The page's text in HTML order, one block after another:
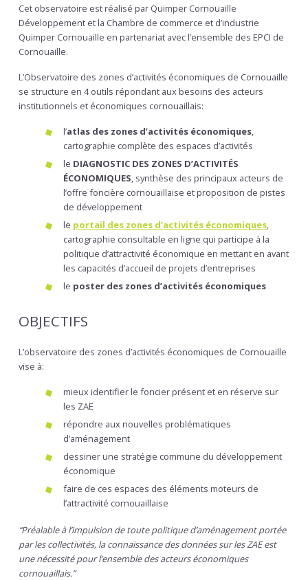
Cet observatoire est réalisé par Quimper Cornouaille
Développement et la Chambre de commerce et d’industrie
Quimper Cornouaille en partenariat avec l’ensemble des EPCI de
Cornouaille.
L’Observatoire des zones d’activités économiques de Cornouaille
se structure en 4 outils répondant aux besoins des acteurs
institutionnels et économiques cornouaillais:
l’atlas des zones d’activités économiques,
cartographie complète des espaces d’activités
le DIAGNOSTIC DES ZONES D’ACTIVITÉS
ÉCONOMIQUES, synthèse des principaux acteurs de
l’offre foncière cornouaillaise et proposition de pistes
de développement
le portail des zones d’activités économiques,
cartographie consultable en ligne qui participe à la
politique d’attractivité économique en mettant en avant
les capacités d’accueil de projets d’entreprises
le poster des zones d’activités économiques
OBJECTIFS
L’observatoire des zones d’activités économiques de Cornouaille
vise à:
mieux identifier le foncier présent et en réserve sur
les ZAE
répondre aux nouvelles problématiques
d’aménagement
dessiner une stratégie commune du développement
économique
faire de ces espaces des éléments moteurs de
l’attractivité cornouaillaise
“Préalable à l’impulsion de toute politique d’aménagement portée
par les collectivités, la connaissance des données sur les ZAE est
une nécessité pour l’ensemble des acteurs économiques
cornouaillais.”